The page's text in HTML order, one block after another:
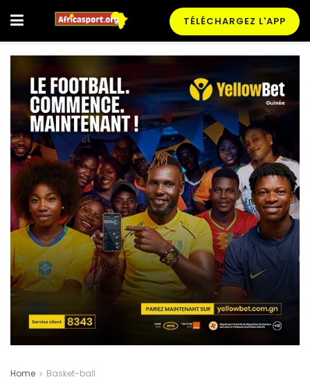
TÉLÉCHARGEZ L'APP
Home Basket-ball